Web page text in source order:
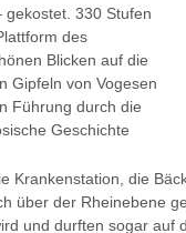
gekostet. 330 Stufen
des
Blicken auf die
Gipfeln von Vogesen
Führung durch die
Geschichte
Krankenstation, die
über der Rheinebene
und durften sogar auf